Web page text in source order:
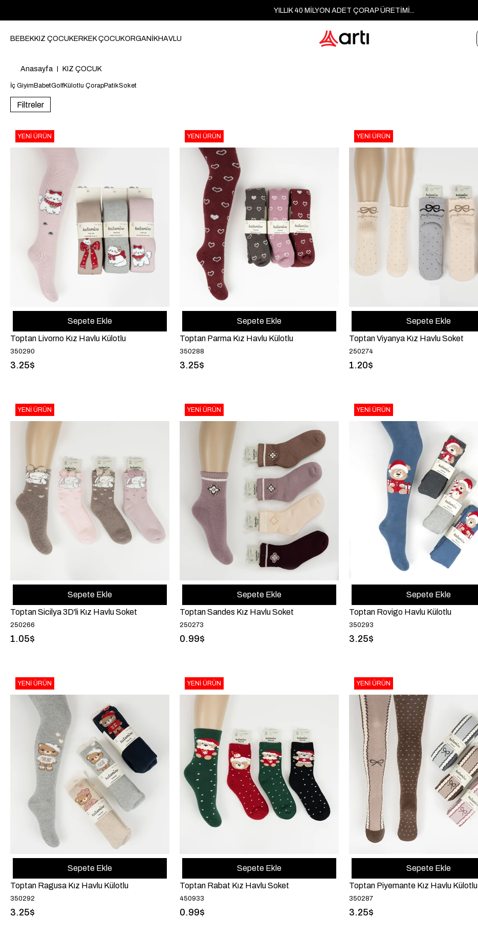
YILLIK 40 MİLYON ADET ÇORAP ÜRETİMİ...
BEBEKKIZ ÇOCUKERKEK ÇOCUKORGANİKHAVLU
Anasayfa KIZ ÇOCUK
İç Giyim BabetGolfKülotlu ÇorapPatikSoket
Filtreler
Toptan Livorno Kız Havlu Külotlu
350290
3.25$
Sepete Ekle
YENI ÜRÜN
Toptan Parma Kız Havlu Külotlu
350288
3.25$
Sepete Ekle
YENI ÜRÜN
Toptan Viyanya Kız Havlu Soket
250274
1.20$
Sepete Ekle
YENI ÜRÜN
Toptan Sicilya 3D'li Kız Havlu Soket
250266
1.05$
Sepete Ekle
YENI ÜRÜN
Toptan Sandes Kız Havlu Soket
250273
0.99$
Sepete Ekle
YENI ÜRÜN
Toptan Rovigo Havlu Külotlu
350293
3.25$
Sepete Ekle
YENI ÜRÜN
Toptan Ragusa Kız Havlu Külotlu
350292
3.25$
Sepete Ekle
YENI ÜRÜN
Toptan Rabat Kız Havlu Soket
450933
0.99$
Sepete Ekle
YENI ÜRÜN
Toptan Piyemante Kız Havlu Külotlu
350287
3.25$
Sepete Ekle
YENI ÜRÜN